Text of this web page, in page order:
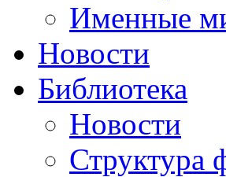
Именные
Новости
Библиотека
Новости
Структура